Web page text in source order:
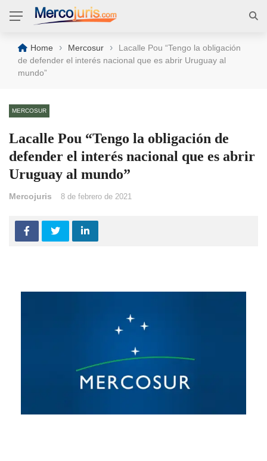
Home › Mercosur ›
Lacalle Pou “Tengo la obligación
de defender el interés nacional que es abrir Uruguay al
mundo”
MERCOSUR
Lacalle Pou “Tengo la obligación de
defender el interés nacional que es abrir
Uruguay al mundo”
Mercojuris 8 de febrero de 2021